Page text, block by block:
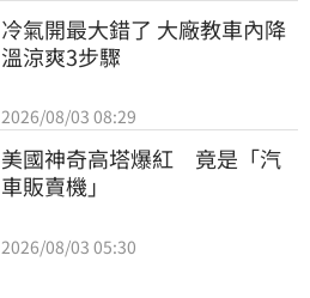
冷氣開最大錯了 大廠教車內降
溫涼爽3步驟
2026/08/03 08:29
美國神奇高塔爆紅　竟是「汽
車販賣機」
2026/08/03 05:30